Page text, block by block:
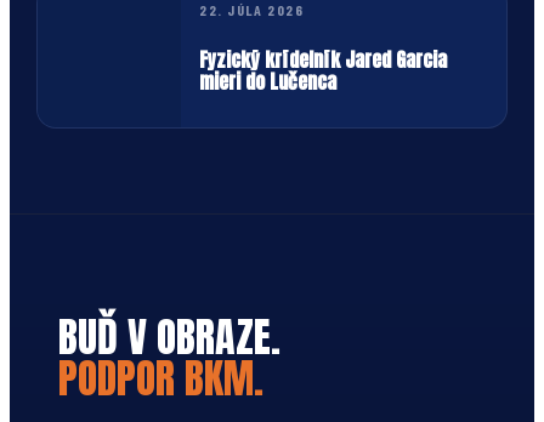
22. JÚLA 2026
Fyzický krídelník Jared Garcia
mieri do Lučenca
BUĎ V OBRAZE.
PODPOR BKM.